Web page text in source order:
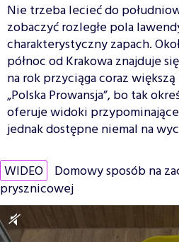
Nie trzeba lecieć do
zobaczyć rozległe pola
charakterystyczny zapach.
północ od Krakowa znajduje
na rok przyciąga coraz
„Polska Prowansja”, bo tak
oferuje widoki
jednak dostępne niemal na
WIDEO Domowy sposób na
prysznicowej